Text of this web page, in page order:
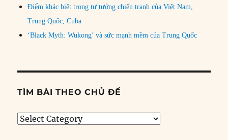
Điểm khác biệt trong tư tưởng chiến tranh của Việt Nam,
Trung Quốc, Cuba
‘Black Myth: Wukong’ và sức mạnh mềm của Trung Quốc
TÌM BÀI THEO CHỦ ĐỀ
Tìm